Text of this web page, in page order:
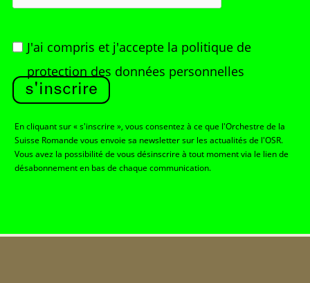
J'ai compris et j'accepte la politique de
protection des données personnelles
s'inscrire
En cliquant sur « s'inscrire », vous consentez à ce que l'Orchestre de la
Suisse Romande vous envoie sa newsletter sur les actualités de l'OSR.
Vous avez la possibilité de vous désinscrire à tout moment via le lien de
désabonnement en bas de chaque communication.